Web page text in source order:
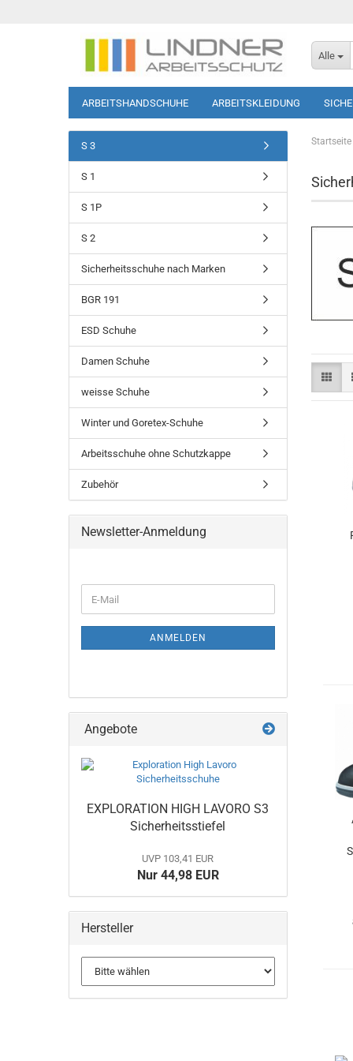
Alle
ARBEITSHANDSCHUHE ARBEITSKLEIDUNG
SOFTSHELL-JACKEN HAUTSCHUTZ T-SHIRTS/
Startseite
S 3
S 1
S 1P
S 2
Sicherheitsschuhe nach Marken
BGR 191
ESD Schuhe
Damen Schuhe
weisse Schuhe
Winter und Goretex-Schuhe
Arbeitsschuhe ohne Schutzkappe
Zubehör
Newsletter-Anmeldung
ZUR
E-
Mail
ANMELDEN
Angebote
EXPLORATION HIGH LAVORO S3
Sicherheitsstiefel
UVP 103,41 EUR
Nur 44,98 EUR
Hersteller